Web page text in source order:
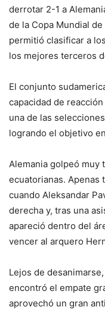
derrotar 2-1 a
de la Copa Mundial
permitió clasificar a
los mejores terceros
El conjunto
capacidad de
una de las
logrando el objetivo
Alemania golpeó muy
ecuatorianas. Apenas
cuando Aleksandar
derecha y, tras una
apareció dentro del
vencer al arquero
Lejos de
encontró el empate
aprovechó un gran